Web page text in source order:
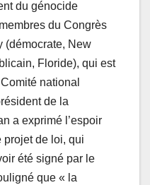
du génocide
du Congrès
(démocrate, New
Floride), qui est
national
de la
a exprimé l’espoir
projet de loi, qui
été signé par le
que « la